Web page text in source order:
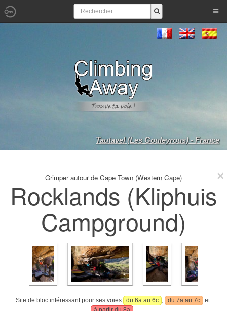
Tautavel (Les Gouleyrous) - France
Grimper autour de Cape Town (Western Cape)
Rocklands (Kliphuis
Campground)
Site de bloc intéressant pour ses voies du 6a au 6c , du 7a au 7c
et